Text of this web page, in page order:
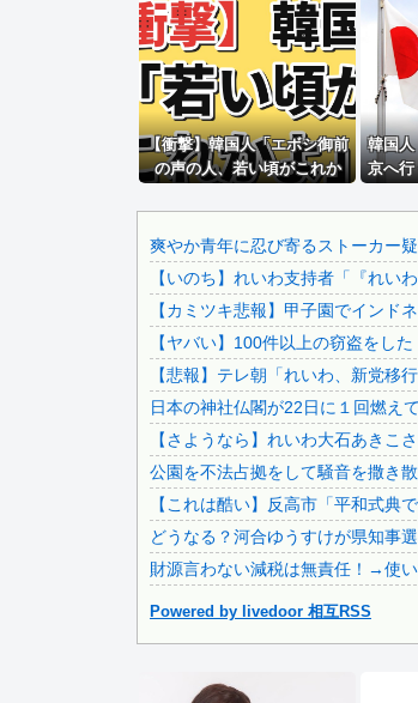
【さようなら】れいわ大石あきこさん、
【徹底議論】「日本をダメにした総理大
日本のフォント企業を買収した海外資本
煽り運転の末に道路で大の字になり「降
【動画】ロシア軍のドローンをネット発
休日に甥っ子をアポなし託児を押し付け
「小泉やめろ！」→市民らが横浜駅前で
大久保佳代子「休みの日はだいたい…」
イオン爆発事故の遺族、社長発言にブチ
秋田県職員さん、会見をバスローブ＆喫
日本をダメにした総理大臣、ワースト１
ジャンポケ斎藤と代理人のやりとり、「
【画像】 日本共産党の街宣車、ほんと碌
積水ハウス「地面師に55億円騙し取ら
【悲報】 ドル円、年末150円割れへｗｗ
【画像】 今のクソガキ共、これを見た
彼氏が『この車』買おうとして私とケン
Powered by livedoor 相互RSS
【衝撃】韓国人「エボシ御前
の声の人、若い頃がこれか
韓国人
京へ行
くちゃ
爽やか青年に忍び寄るストーカー
【いのち】れいわ支持者「『れい
【カミツキ悲報】甲子園でインド
【ヤバい】100件以上の窃盗をし
【悲報】テレ朝「れいわ、新党移
日本の神社仏閣が22日に１回燃えて
【さようなら】れいわ大石あきこ
公園を不法占拠をして騒音を撒き
【これは酷い】反高市「平和式典
どうなる？河合ゆうすけが県知事選
財源言わない減税は無責任！→使
Powered by livedoor 相互RSS